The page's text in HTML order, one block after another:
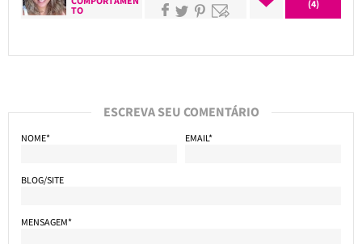
TO
(4)
ESCREVA SEU COMENTÁRIO
NOME* EMAIL*
BLOG/SITE
MENSAGEM*